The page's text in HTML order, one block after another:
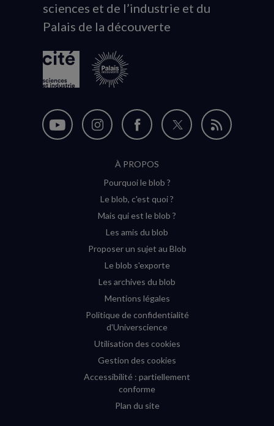
du
logo
sciences et de l’industrie et du
Palais de la découverte
Nous
Nous
Instagram
(nouvelle
Nous
sur
Facebook
(nouvelle
Nous
Flux
À PROPOS
Pourquoi le blob ?
Le blob, c'est quoi ?
Mais qui est le blob ?
Les amis du blob
Proposer un sujet au Blob
Le blob s'exporte
Les archives du blob
Mentions légales
Politique de confidentialité
d'Universcience
Utilisation des cookies
Gestion des cookies
Accessibilité : partiellement
conforme
Plan du site